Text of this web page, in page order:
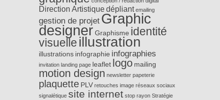
Direction Artistiquedépliant emailing
gestion de projet Graphic
designer Graphisme identité
visuelle illustration
illustrations infographie infographies
invitation landing page leaflet logo mailing
motion design newsletter papeterie
plaquette PLV retouches image réseaux sociaux
signalétique site internet stop rayon Stratégie